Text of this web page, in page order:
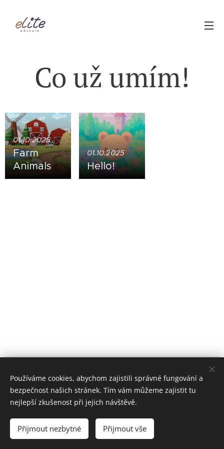
Co už umím!
01.10.2025
Farm
Animals
01.10.2025
Hello!
© 2019 Elite educate s.r.o., Malinovského náměstí 4, Brno, 602
00
Souhlas se zpracováním osobních údajů.
Jazyky
Čeština
English
Používáme cookies, abychom zajistili správné fungování a
bezpečnost našich stránek. Tím vám můžeme zajistit tu
nejlepší zkušenost při jejich návštěvě.
Přijmout nezbytné Přijmout vše